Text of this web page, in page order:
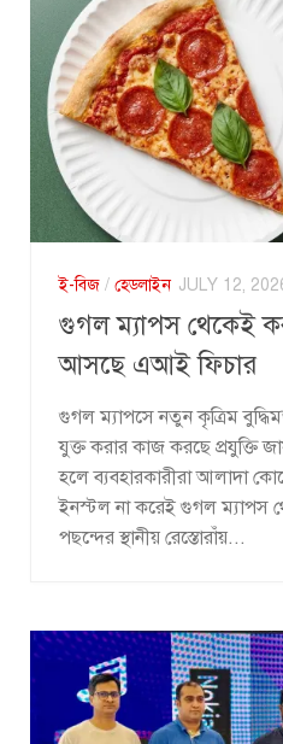
ই-বিজ / হেডলাইন JULY 12,
গুগল ম্যাপস থেকেই
আসছে এআই ফিচার
গুগল ম্যাপসে নতুন কৃত্রিম
যুক্ত করার কাজ করছে প্রযুক্তি
হলে ব্যবহারকারীরা আলাদা
ইনস্টল না করেই গুগল ম্যাপস
পছন্দের স্থানীয় রেস্তোরাঁয়...